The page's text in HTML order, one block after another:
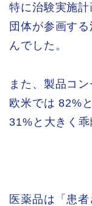
特に治験実施
団体が参画す
んでした。
また、製品コ
欧米では 82%
31%と大きく
医薬品は「患